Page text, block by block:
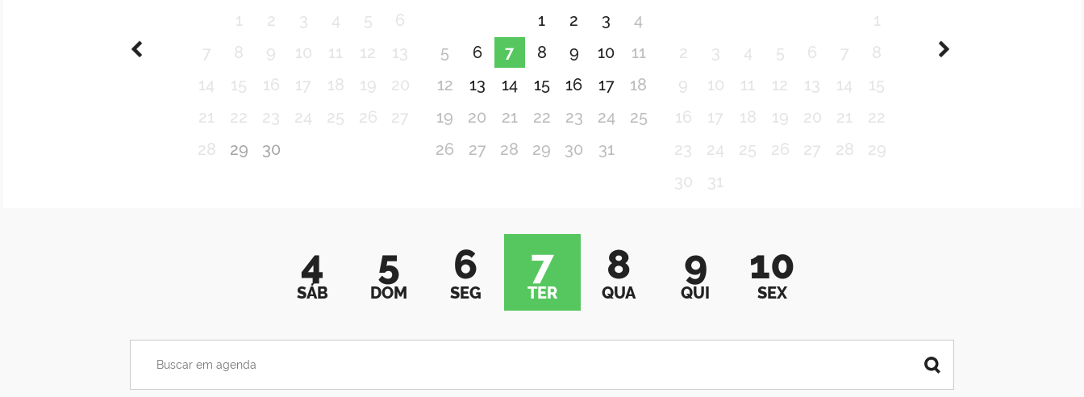
1 2 3 4 5
6
7
8 9 10 11 12
13
14
15 16 17 18 19
20
21
22 23 24 25 26
27
28
29 30
1 2 3
4
5
6 7 8 9 10
11
12
13 14 15 16 17
18
19
20 21 22 23 24
25
26
27 28 29 30 31
1
2
3 4 5 6 7
8
9
10 11 12 13 14
15
16
17 18 19 20 21
22
23
24 25 26 27 28
29
30
31
4
SÁB
5
DOM
6
SEG
7
TER
8
QUA
9
QUI
10
SEX